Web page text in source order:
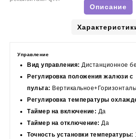
Описание
Управление
Вид управления: Дистанционное
Регулировка положения жалюзи с
пульта:
Регулировка температуры
Таймер на включение: Да
Таймер на отключение: Да
Точность установки температуры: